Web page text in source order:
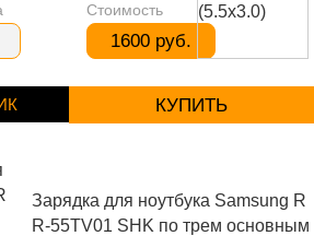
Стоимость
1600 руб.
КУПИТЬ
Зарядка для ноутбука Samsung R
R-55TV01 SHK по трем основным